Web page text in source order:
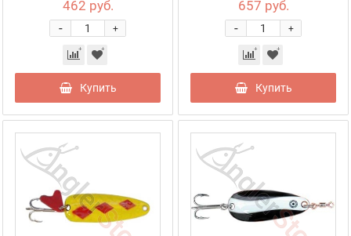
462 руб.
+
-
Купить
657 руб.
+
-
Купить